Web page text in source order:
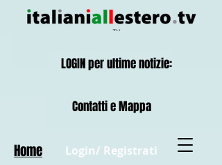
Login/ Registrati
Contatti e Mappa
Home
LOGIN per ultime notizie: